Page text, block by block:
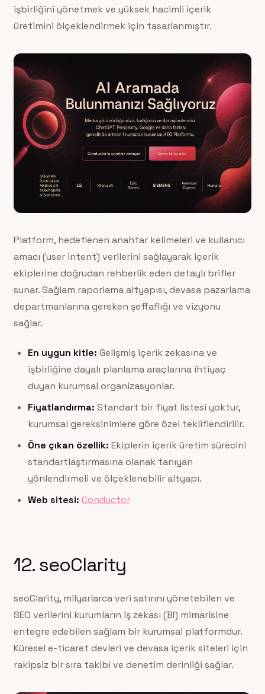
işbirliğini yönetmek ve yüksek hacimli içerik
üretimini ölçeklendirmek için tasarlanmıştır.
Platform, hedeflenen anahtar kelimeleri ve kullanıcı
amacı (user intent) verilerini sağlayarak içerik
ekiplerine doğrudan rehberlik eden detaylı brifler
sunar. Sağlam raporlama altyapısı, devasa pazarlama
departmanlarına gereken şeffaflığı ve vizyonu
sağlar.
En uygun kitle: Gelişmiş içerik zekasına ve
işbirliğine dayalı planlama araçlarına ihtiyaç
duyan kurumsal organizasyonlar.
Fiyatlandırma: Standart bir fiyat listesi yoktur,
kurumsal gereksinimlere göre özel tekliflendirilir.
Öne çıkan özellik: Ekiplerin içerik üretim sürecini
standartlaştırmasına olanak tanıyan
yönlendirmeli ve ölçeklenebilir altyapı.
Web sitesi: Conductor
12. seoClarity
seoClarity, milyarlarca veri satırını yönetebilen ve
SEO verilerini kurumların iş zekası (BI) mimarisine
entegre edebilen sağlam bir kurumsal platformdur.
Küresel e-ticaret devleri ve devasa içerik siteleri için
rakipsiz bir sıra takibi ve denetim derinliği sağlar.